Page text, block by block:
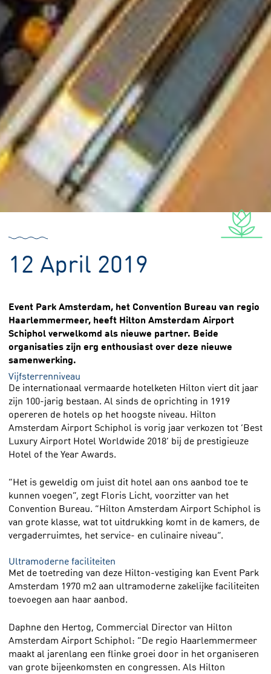
12 April 2019
Event Park Amsterdam, het Convention Bureau van regio
Haarlemmermeer, heeft Hilton Amsterdam Airport
Schiphol verwelkomd als nieuwe partner. Beide
organisaties zijn erg enthousiast over deze nieuwe
samenwerking.
Vijfsterrenniveau
De internationaal vermaarde hotelketen Hilton viert dit jaar
zijn 100-jarig bestaan. Al sinds de oprichting in 1919
opereren de hotels op het hoogste niveau. Hilton
Amsterdam Airport Schiphol is vorig jaar verkozen tot ‘Best
Luxury Airport Hotel Worldwide 2018’ bij de prestigieuze
Hotel of the Year Awards.
“Het is geweldig om juist dit hotel aan ons aanbod toe te
kunnen voegen”, zegt Floris Licht, voorzitter van het
Convention Bureau. “Hilton Amsterdam Airport Schiphol is
van grote klasse, wat tot uitdrukking komt in de kamers, de
vergaderruimtes, het service- en culinaire niveau”.
Ultramoderne faciliteiten
Met de toetreding van deze Hilton-vestiging kan Event Park
Amsterdam 1970 m2 aan ultramoderne zakelijke faciliteiten
toevoegen aan haar aanbod.
Daphne den Hertog, Commercial Director van Hilton
Amsterdam Airport Schiphol: “De regio Haarlemmermeer
maakt al jarenlang een flinke groei door in het organiseren
van grote bijeenkomsten en congressen. Als Hilton